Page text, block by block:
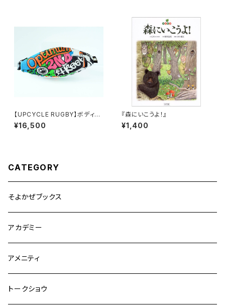
【UPCYCLE RUGBY】ボディバ
ッグ（Optimum Type-A）
¥16,500
『森にいこうよ！』
¥1,400
CATEGORY
そよかぜブックス
アカデミー
アメニティ
トークショウ